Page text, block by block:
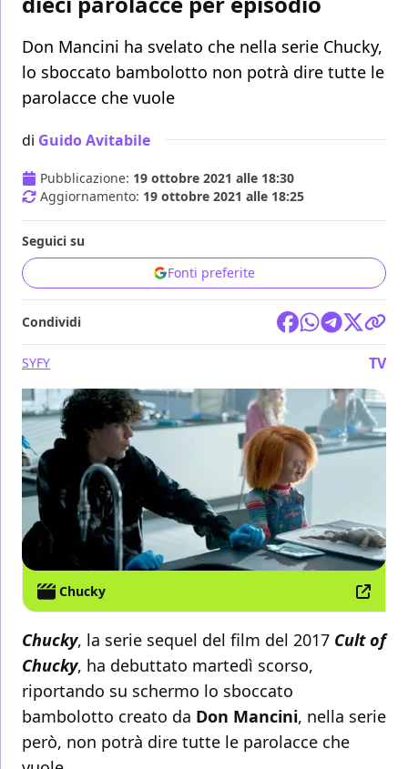
Don Mancini ha svelato che nella serie Chucky,
lo sboccato bambolotto non potrà dire tutte le
parolacce che vuole
di Guido Avitabile
Pubblicazione: 19 ottobre 2021 alle 18:30
Aggiornamento: 19 ottobre 2021 alle 18:25
Seguici su
Fonti preferite
Condividi
SYFY TV
Chucky
Chucky, la serie sequel del film del 2017 Cult of
Chucky, ha debuttato martedì scorso,
riportando su schermo lo sboccato
bambolotto creato da Don Mancini, nella serie
però, non potrà dire tutte le parolacce che